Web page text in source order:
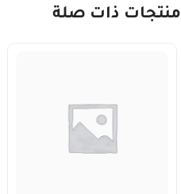
منتجات ذات صلة